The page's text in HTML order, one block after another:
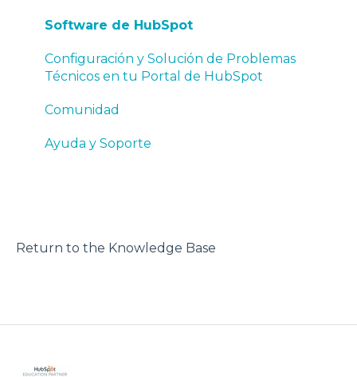
Software de HubSpot
Configuración y Solución de Problemas
Técnicos en tu Portal de HubSpot
Comunidad
Ayuda y Soporte
Return to the Knowledge Base